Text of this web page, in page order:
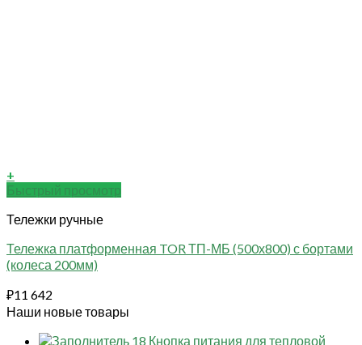
+
Быстрый просмотр
Тележки ручные
Тележка платформенная TOR ТП-МБ (500х800) с бортами
(колеса 200мм)
₽11 642
Наши новые товары
18 Кнопка питания для тепловой